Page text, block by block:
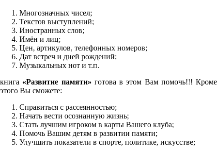
Многозначных чисел;
Текстов выступлений;
Иностранных слов;
Имён и лиц;
Цен, артикулов, телефонных номеров;
Дат встреч и дней рождений;
Музыкальных нот и т.п.
книга «Развитие памяти» готова в этом Вам помочь!!! Кроме
этого Вы сможете:
Справиться с рассеянностью;
Начать вести осознанную жизнь;
Стать лучшим игроком в карты Вашего клуба;
Помочь Вашим детям в развитии памяти;
Улучшить показатели в спорте, политике, искусстве;